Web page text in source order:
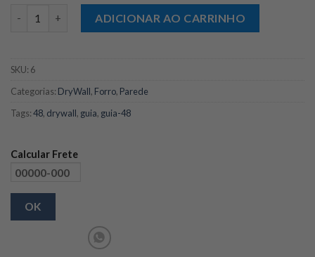
ADICIONAR AO CARRINHO
SKU: 6
Categorias: DryWall, Forro, Parede
Tags:48, drywall, guia, guia-48
Calcular Frete
OK